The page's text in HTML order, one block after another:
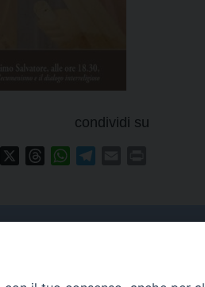
condividi su
LinkedIn ThreadsWhatsApp